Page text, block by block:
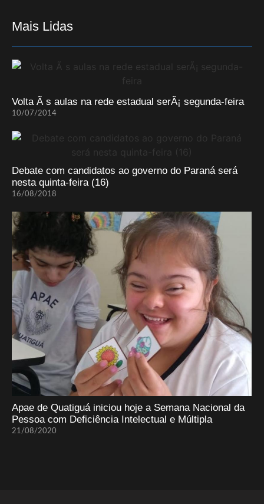
Mais Lidas
Volta Ã s aulas na rede estadual serÃ¡ segunda-feira
10/07/2014
Debate com candidatos ao governo do Paraná será
nesta quinta-feira (16)
16/08/2018
Apae de Quatiguá iniciou hoje a Semana Nacional da
Pessoa com Deficiência Intelectual e Múltipla
21/08/2020